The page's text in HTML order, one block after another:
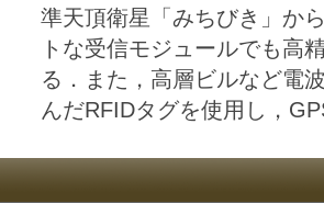
準天頂衛星「みちびき」か
トな受信モジュールでも高
る．また，高層ビルなど電
んだRFIDタグを使用し，